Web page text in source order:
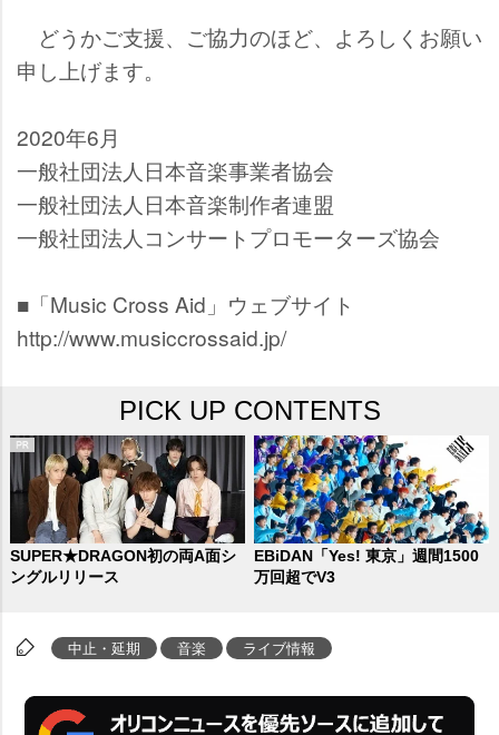
どうかご支援、ご協力のほど、よろしくお願い
申し上げます。
2020年6月
一般社団法人日本音楽事業者協会
一般社団法人日本音楽制作者連盟
一般社団法人コンサートプロモーターズ協会
■「Music Cross Aid」ウェブサイト
http://www.musiccrossaid.jp/
PICK UP CONTENTS
SUPER★DRAGON初の両A面シ
ングルリリース
EBiDAN「Yes! 東京」週間1500
万回超でV3
中止・延期 音楽 ライブ情報